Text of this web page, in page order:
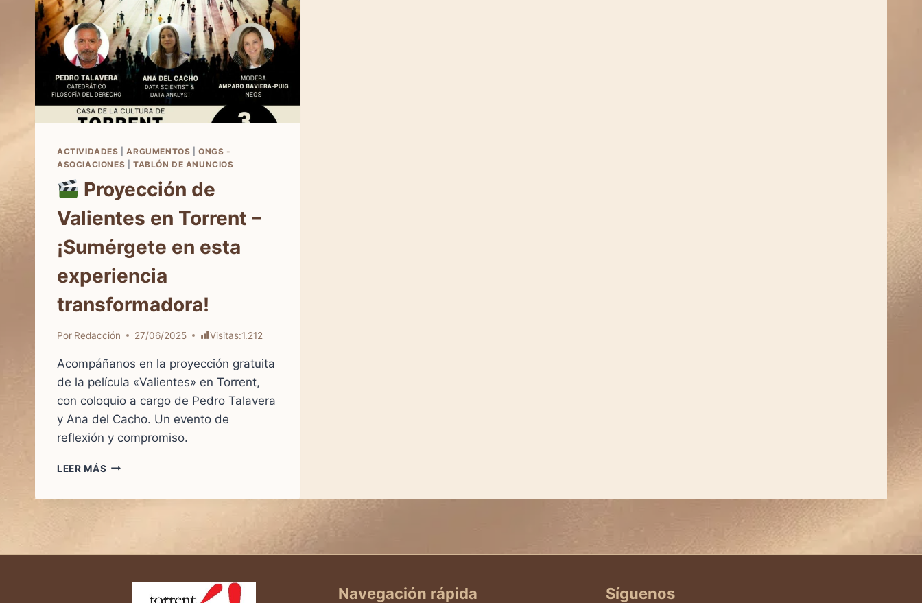
ACTIVIDADES |ARGUMENTOS |ONGS -
ASOCIACIONES
TABLÓN DE ANUNCIOS
Proyección de
Valientes en Torrent –
¡Sumérgete en esta
experiencia
transformadora!
Por Redacción 27/06/2025 Visitas:1.212
Acompáñanos en la proyección gratuita
de la película «Valientes» en Torrent,
con coloquio a cargo de Pedro Talavera
y Ana del Cacho. Un evento de
reflexión y compromiso.
LEER MÁS
Navegación rápida Síguenos